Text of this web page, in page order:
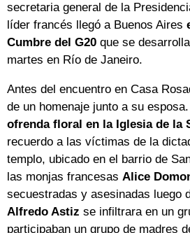
secretaria general de la
líder francés llegó a Buenos Aires
Cumbre del G20 que se
martes en Río de Janeiro.
Antes del encuentro en Casa
de un homenaje junto a su esposa.
ofrenda floral en la Iglesia de la
recuerdo a las víctimas de la
templo, ubicado en el barrio de
las monjas francesas Alice
secuestradas y asesinadas luego
Alfredo Astiz se infiltrara en un
participaban un grupo de madres